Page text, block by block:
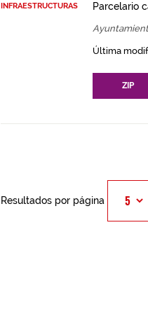
INFRAESTRUCTURAS
Parcelario
Última
ZIP
Resultados por página